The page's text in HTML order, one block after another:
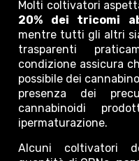
Molti coltivatori
20% dei tricomi
mentre tutti gli altri
trasparenti
condizione assicura
possibile dei
presenza dei
cannabinoidi
ipermaturazione.
Alcuni coltivatori